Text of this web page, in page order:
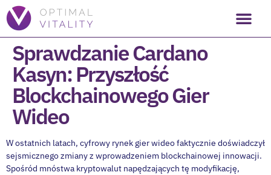
Sprawdzanie Cardano
Kasyn: Przyszłość
Blockchainowego Gier
Wideo
W ostatnich latach, cyfrowy rynek gier wideo faktycznie doświadczył
sejsmicznego zmiany z wprowadzeniem blockchainowej innowacji.
Spośród mnóstwa kryptowalut napędzających tę modyfikację,